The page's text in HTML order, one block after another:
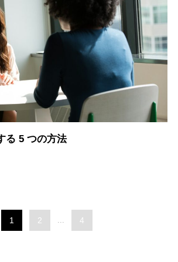
る 5 つの方法
1 2 ... 4